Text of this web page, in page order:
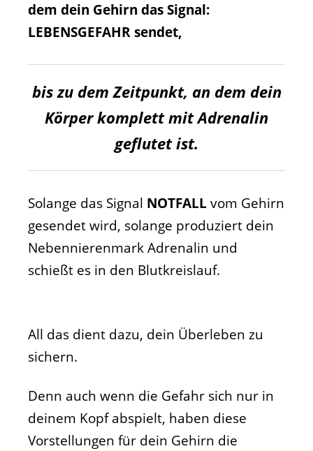
dem dein Gehirn das Signal:
LEBENSGEFAHR sendet,
bis zu dem Zeitpunkt, an dem dein
Körper komplett mit Adrenalin
geflutet ist.
Solange das Signal NOTFALL vom Gehirn
gesendet wird, solange produziert dein
Nebennierenmark Adrenalin und
schießt es in den Blutkreislauf.
All das dient dazu, dein Überleben zu
sichern.
Denn auch wenn die Gefahr sich nur in
deinem Kopf abspielt, haben diese
Vorstellungen für dein Gehirn die